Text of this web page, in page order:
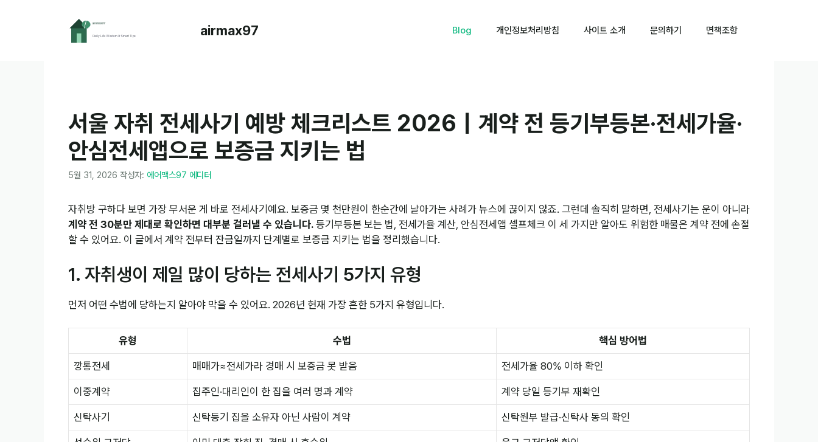
airmax97 Blog 개인정보처리방침 사이트 소개 문의하기 면책조항
서울 자취 전세사기 예방 체크리스트 2026｜계약 전 등기부등본·전세가율·
안심전세앱으로 보증금 지키는 법
5월 31, 2026 작성자: 에어맥스97 에디터
자취방 구하다 보면 가장 무서운 게 바로 전세사기예요. 보증금 몇 천만원이 한순간에 날아가는 사례가 뉴스에 끊이지 않죠. 그런데 솔직히 말하면, 전세사기는 운이 아니라
계약 전 30분만 제대로 확인하면 대부분 걸러낼 수 있습니다. 등기부등본 보는 법, 전세가율 계산, 안심전세앱 셀프체크 이 세 가지만 알아도 위험한 매물은 계약 전에 손절
할 수 있어요. 이 글에서 계약 전부터 잔금일까지 단계별로 보증금 지키는 법을 정리했습니다.
1. 자취생이 제일 많이 당하는 전세사기 5가지 유형
먼저 어떤 수법에 당하는지 알아야 막을 수 있어요. 2026년 현재 가장 흔한 5가지 유형입니다.
유형 수법 핵심 방어법
깡통전세 매매가≈전세가라 경매 시 보증금 못 받음 전세가율 80% 이하 확인
이중계약 집주인·대리인이 한 집을 여러 명과 계약 계약 당일 등기부 재확인
신탁사기 신탁등기 집을 소유자 아닌 사람이 계약 신탁원부 발급·신탁사 동의 확인